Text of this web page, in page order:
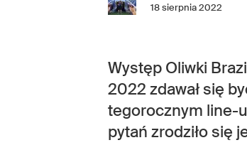
18 sierpnia 2022
Występ Oliwki
2022 zdawał się
tegorocznym line-
pytań zrodziło się